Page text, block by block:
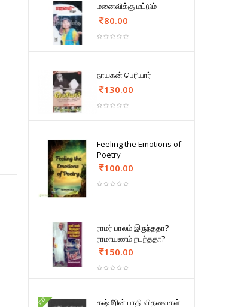
மனைவிக்கு மட்டும்
80.00
நாயகன் பெரியார்
130.00
Feeling the Emotions of
Poetry
100.00
ராமர் பாலம் இருந்ததா?
ராமாயணம் நடந்ததா?
150.00
FD கஷ்மீரின் பாதி விதவைகள்